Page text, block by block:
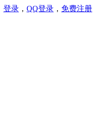
登录 ， QQ登录 ， 免费注册